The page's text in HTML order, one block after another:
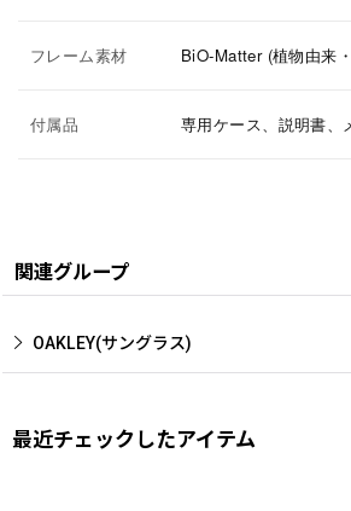
フレーム素材 BiO-Matter (植物由来
付属品 専用ケース、説明書、
関連グループ
OAKLEY(サングラス)
最近チェックしたアイテム